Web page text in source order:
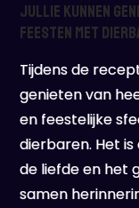
Jullie kunnen
feesten met
Tijdens de
genieten van
en feestelijke
dierbaren. Het
de liefde en het
samen